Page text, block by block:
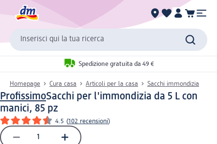
Inserisci qui la tua ricerca
Spedizione gratuita da 49 €
Homepage Cura casa Articoli per la casa Sacchi immondizia
ProfissimoSacchi per l'immondizia da 5 L con
manici, 85 pz
4.5 (102 recensioni)